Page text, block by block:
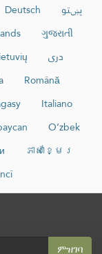
Deutsch
پښتو
ગુજરાતી
دری
Română
Italiano
O‘zbek
ភាសាខ្មែរ
ምዝገባ